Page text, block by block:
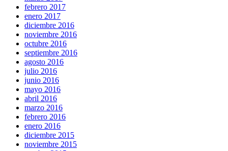
febrero 2017
enero 2017
diciembre 2016
noviembre 2016
octubre 2016
septiembre 2016
agosto 2016
julio 2016
junio 2016
mayo 2016
abril 2016
marzo 2016
febrero 2016
enero 2016
diciembre 2015
noviembre 2015